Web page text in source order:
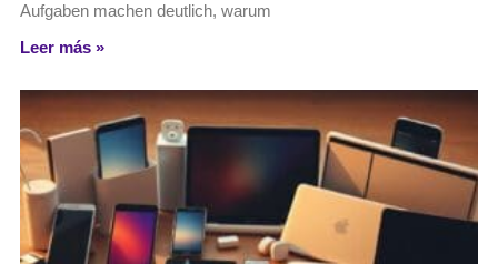
Aufgaben machen deutlich, warum
Leer más »